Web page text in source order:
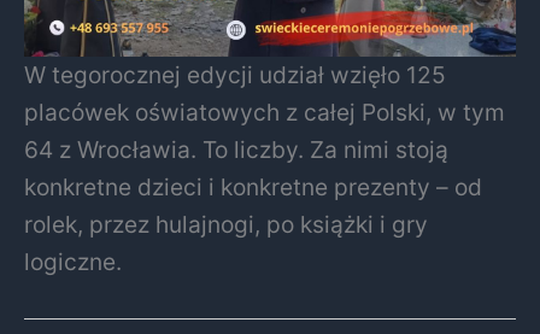
W tegorocznej edycji udział wzięło 125
placówek oświatowych z całej Polski, w tym
64 z Wrocławia. To liczby. Za nimi stoją
konkretne dzieci i konkretne prezenty – od
rolek, przez hulajnogi, po książki i gry
logiczne.